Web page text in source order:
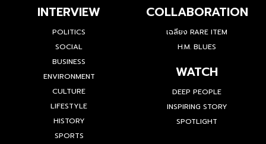
INTERVIEW
POLITICS
SOCIAL
BUSINESS
ENVIRONMENT
CULTURE
LIFESTYLE
HISTORY
SPORTS
COLLABORATION
เฉลียง RARE ITEM
H.M. BLUES
WATCH
DEEP PEOPLE
INSPIRING STORY
SPOTLIGHT